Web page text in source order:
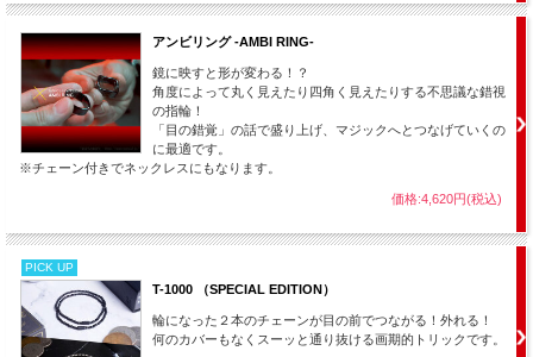
アンビリング -AMBI RING-
鏡に映すと形が変わる！？
角度によって丸く見えたり四角く見えたりする不思議な錯視
の指輪！
「目の錯覚」の話で盛り上げ、マジックへとつなげていくの
に最適です。
※チェーン付きでネックレスにもなります。
価格:4,620円(税込)
PICK UP
T-1000 （SPECIAL EDITION）
輪になった２本のチェーンが目の前でつながる！外れる！
何のカバーもなくスーッと通り抜ける画期的トリックです。